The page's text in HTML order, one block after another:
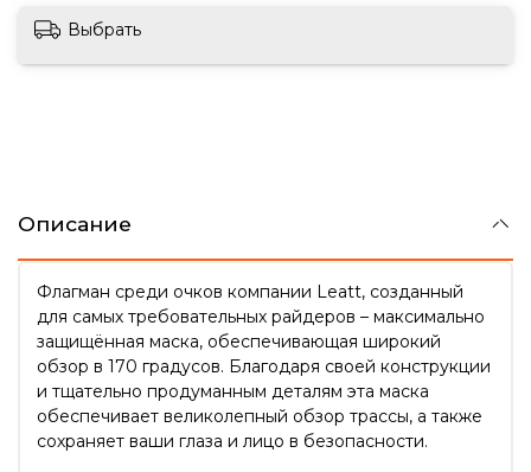
Выбрать
Описание
Флагман среди очков компании Leatt, созданный
для самых требовательных райдеров – максимально
защищённая маска, обеспечивающая широкий
обзор в 170 градусов. Благодаря своей конструкции
и тщательно продуманным деталям эта маска
обеспечивает великолепный обзор трассы, а также
сохраняет ваши глаза и лицо в безопасности.